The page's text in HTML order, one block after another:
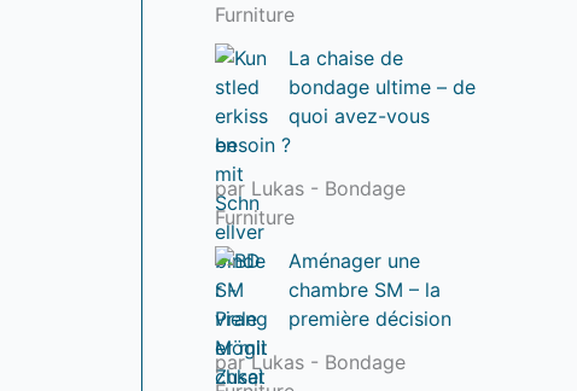
Furniture
La chaise de
bondage ultime – de
quoi avez-vous
besoin ?
par Lukas - Bondage
Furniture
Aménager une
chambre SM – la
première décision
par Lukas - Bondage